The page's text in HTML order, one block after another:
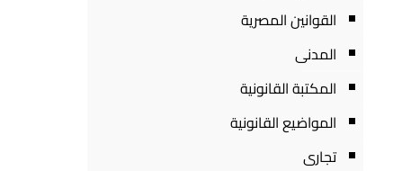
القوانين المصرية
المدنى
المكتبة القانونية
المواضيع القانونية
تجارى